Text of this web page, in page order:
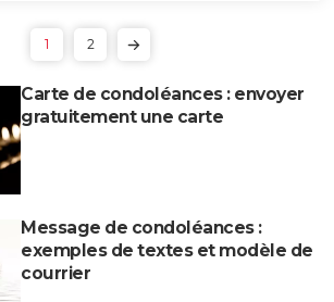
1 2
Carte de condoléances : envoyer
gratuitement une carte
Message de condoléances :
exemples de textes et modèle de
courrier